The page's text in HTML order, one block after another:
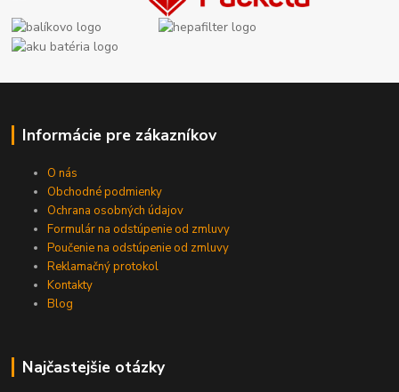
Informácie pre zákazníkov
O nás
Obchodné podmienky
Ochrana osobných údajov
Formulár na odstúpenie od zmluvy
Poučenie na odstúpenie od zmluvy
Reklamačný protokol
Kontakty
Blog
Najčastejšie otázky